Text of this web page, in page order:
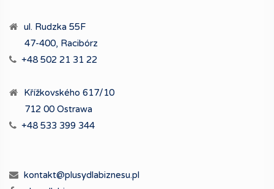
ul. Rudzka 55F
47-400, Racibórz
+48 502 21 31 22
Křížkovského 617/10
712 00 Ostrawa
+48 533 399 344
kontakt@plusydlabiznesu.pl